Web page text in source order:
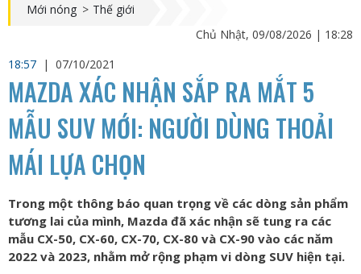
Mới nóng > Thế giới
Chủ Nhật, 09/08/2026 | 18:28
18:57 | 07/10/2021
MAZDA XÁC NHẬN SẮP RA MẮT 5
MẪU SUV MỚI: NGƯỜI DÙNG THOẢI
MÁI LỰA CHỌN
Trong một thông báo quan trọng về các dòng sản phẩm
tương lai của mình, Mazda đã xác nhận sẽ tung ra các
mẫu CX-50, CX-60, CX-70, CX-80 và CX-90 vào các năm
2022 và 2023, nhằm mở rộng phạm vi dòng SUV hiện tại.